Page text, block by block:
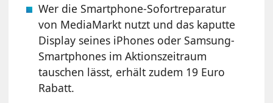
Wer die Smartphone-Sofortreparatur
von MediaMarkt nutzt und das kaputte
Display seines iPhones oder Samsung-
Smartphones im Aktionszeitraum
tauschen lässt, erhält zudem 19 Euro
Rabatt.